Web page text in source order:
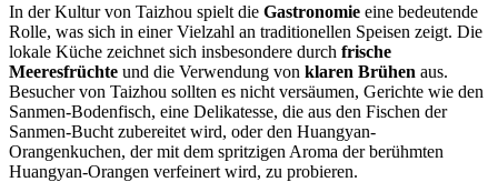
In der Kultur von Taizhou spielt die Gastronomie eine bedeutende
Rolle, was sich in einer Vielzahl an traditionellen Speisen zeigt. Die
lokale Küche zeichnet sich insbesondere durch frische
Meeresfrüchte und die Verwendung von klaren Brühen aus.
Besucher von Taizhou sollten es nicht versäumen, Gerichte wie den
Sanmen-Bodenfisch, eine Delikatesse, die aus den Fischen der
Sanmen-Bucht zubereitet wird, oder den Huangyan-
Orangenkuchen, der mit dem spritzigen Aroma der berühmten
Huangyan-Orangen verfeinert wird, zu probieren.